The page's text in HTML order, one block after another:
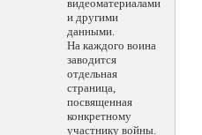
видеоматериалами
и другими
данными.
На каждого воина
заводится
отдельная
страница,
посвященная
конкретному
участнику войны.